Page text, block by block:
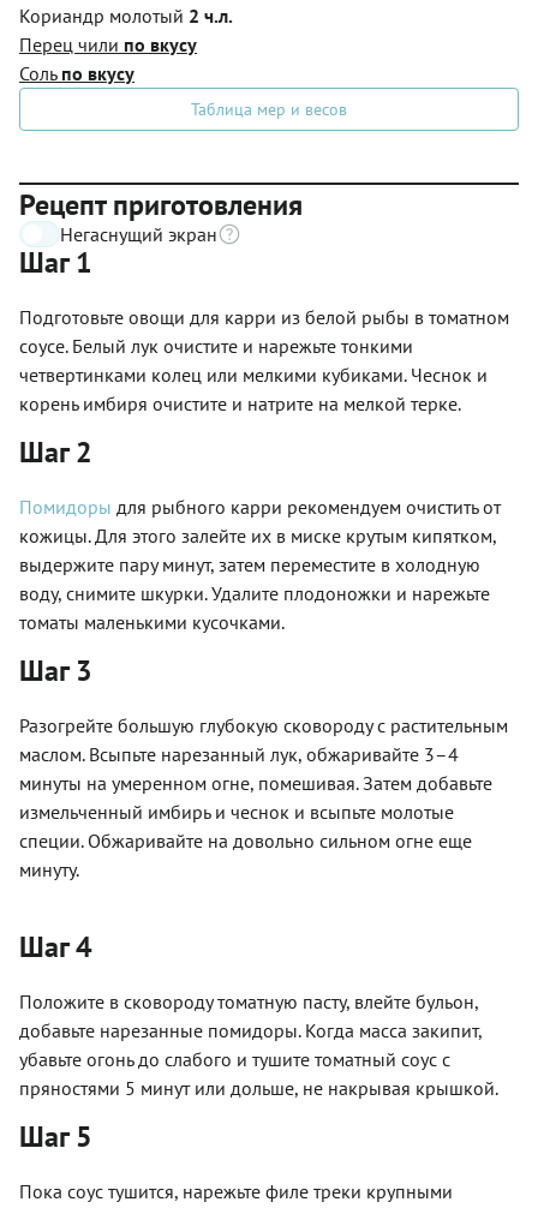
Кориандр молотый 2 ч.л.
Перец чили по вкусу
Соль по вкусу
Таблица мер и весов
Рецепт приготовления
Негаснущий экран
Шаг 1
Подготовьте овощи для карри из белой рыбы в томатном
соусе. Белый лук очистите и нарежьте тонкими
четвертинками колец или мелкими кубиками. Чеснок и
корень имбиря очистите и натрите на мелкой терке.
Шаг 2
Помидоры для рыбного карри рекомендуем очистить от
кожицы. Для этого залейте их в миске крутым кипятком,
выдержите пару минут, затем переместите в холодную
воду, снимите шкурки. Удалите плодоножки и нарежьте
томаты маленькими кусочками.
Шаг 3
Разогрейте большую глубокую сковороду с растительным
маслом. Всыпьте нарезанный лук, обжаривайте 3–4
минуты на умеренном огне, помешивая. Затем добавьте
измельченный имбирь и чеснок и всыпьте молотые
специи. Обжаривайте на довольно сильном огне еще
минуту.
Шаг 4
Положите в сковороду томатную пасту, влейте бульон,
добавьте нарезанные помидоры. Когда масса закипит,
убавьте огонь до слабого и тушите томатный соус с
пряностями 5 минут или дольше, не накрывая крышкой.
Шаг 5
Пока соус тушится, нарежьте филе треки крупными